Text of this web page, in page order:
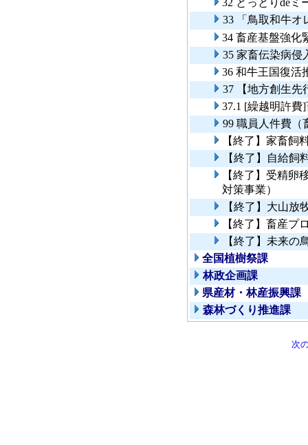
32 とっとりdeミ
33 「鳥取和牛オ
34 畜産基盤強化
35 家畜伝染病侵
36 和牛王国復活
37 【地方創生先
37.1 [繰越明許費
99 職員人件費（
【終了】家畜飼
【終了】自給飼
【終了】受精卵
対策事業）
【終了】大山放
【終了】畜産プ
【終了】未来の
全国植樹祭課
林政企画課
県産材・林産振興課
森林づくり推進課
次